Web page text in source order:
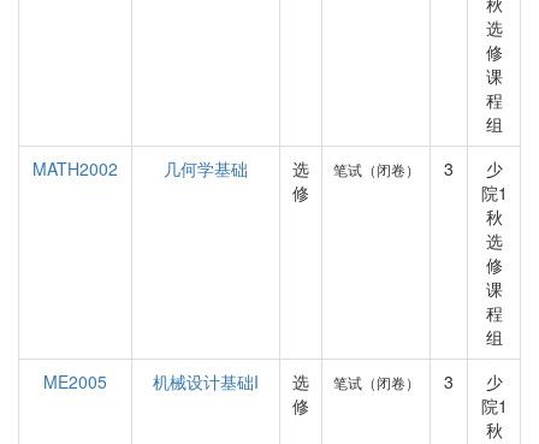
选
修
课
程
组
MATH2002
几何学基础
选
修
笔试（闭卷） 3
少
院1
秋
选
修
课
程
组
ME2005
机械设计基础I
选
修
笔试（闭卷） 3
少
院1
秋